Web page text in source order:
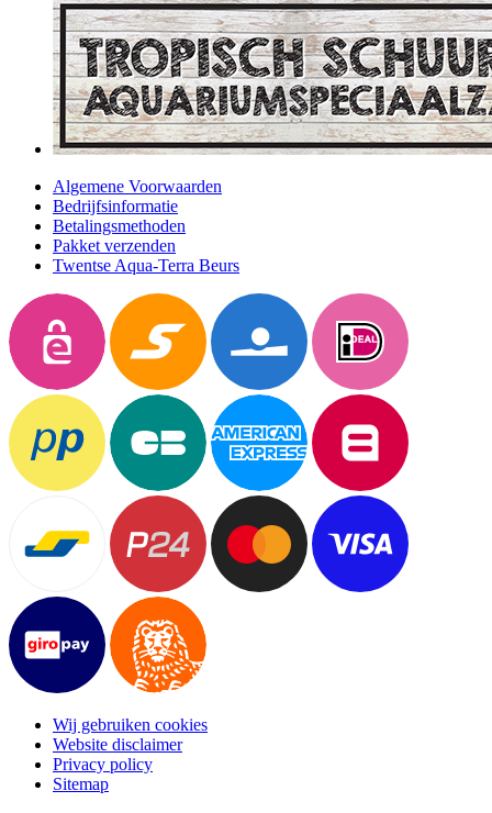
Algemene Voorwaarden
Bedrijfsinformatie
Betalingsmethoden
Pakket verzenden
Twentse Aqua-Terra Beurs
Wij gebruiken cookies
Website disclaimer
Privacy policy
Sitemap